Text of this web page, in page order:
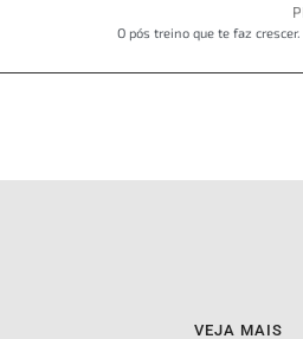
O pós treino que te faz crescer.
VEJA MAIS